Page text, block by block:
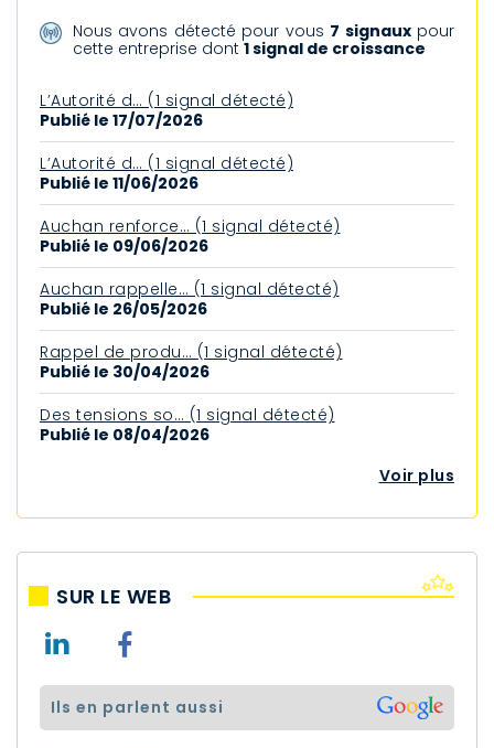
Nous avons détecté pour vous 7 signauxpour
cette entreprise dont1 signal de croissance
L’Autorité d… (1 signal détecté)
Publié le 17/07/2026
L’Autorité d… (1 signal détecté)
Publié le 11/06/2026
Auchan renforce… (1 signal détecté)
Publié le 09/06/2026
Auchan rappelle… (1 signal détecté)
Publié le 26/05/2026
Rappel de produ… (1 signal détecté)
Publié le 30/04/2026
Des tensions so… (1 signal détecté)
Publié le 08/04/2026
Voir plus
SUR LE WEB
ils en parlent aussi